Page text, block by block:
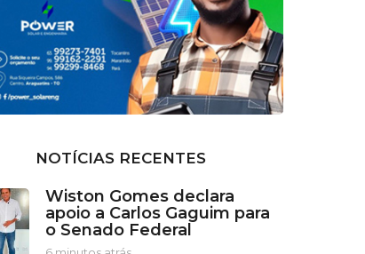
NOTÍCIAS RECENTES
Wiston Gomes declara
apoio a Carlos Gaguim para
o Senado Federal